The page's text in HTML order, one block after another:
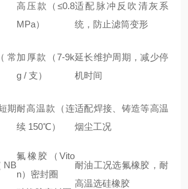
高压款（≤0.8
MPa）
适配脉冲反吹清灰系
统，防止滤筒变形
常加厚款（7-9k
g / 支）
延长维护周期，减少停
机时间
期耐高温款（连
续 150℃）
适配焊接、铸造等高温
烟尘工况
氟橡胶（Vito
n）密封圈
耐油工况选氟橡胶，耐
高温选硅橡胶